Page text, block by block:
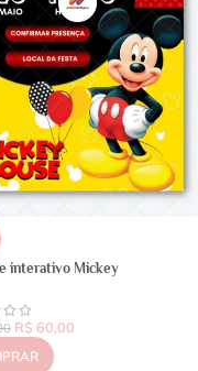
interativo Mickey
R$ 60,00